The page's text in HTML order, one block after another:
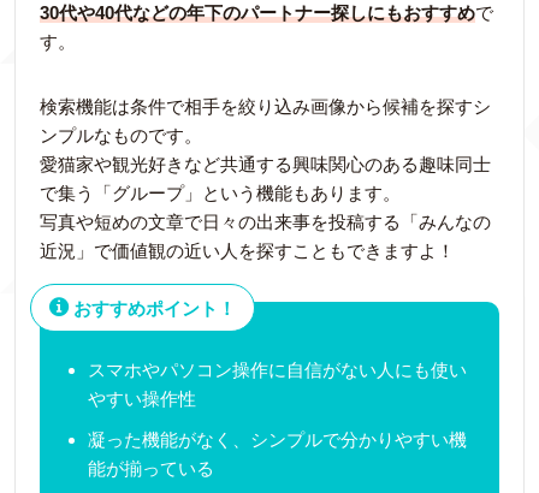
30代や40代などの年下のパートナー探しにもおすすめで
す。
検索機能は条件で相手を絞り込み画像から候補を探すシ
ンプルなものです。
愛猫家や観光好きなど共通する興味関心のある趣味同士
で集う「グループ」という機能もあります。
写真や短めの文章で日々の出来事を投稿する「みんなの
近況」で価値観の近い人を探すこともできますよ！
おすすめポイント！
スマホやパソコン操作に自信がない人にも使い
やすい操作性
凝った機能がなく、シンプルで分かりやすい機
能が揃っている